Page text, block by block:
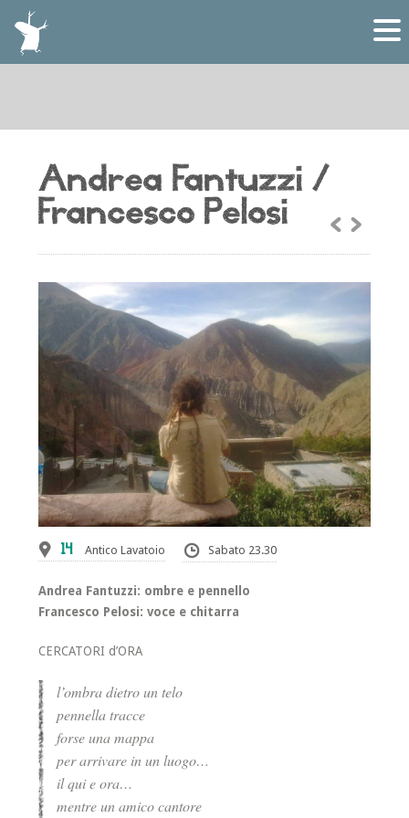
Andrea Fantuzzi /
Francesco Pelosi
14 Antico Lavatoio Sabato 23.30
Andrea Fantuzzi: ombre e pennello
Francesco Pelosi: voce e chitarra
CERCATORI d’ORA
l’ombra dietro un telo
pennella tracce
forse una mappa
per arrivare in un luogo…
il qui e ora…
mentre un amico cantore